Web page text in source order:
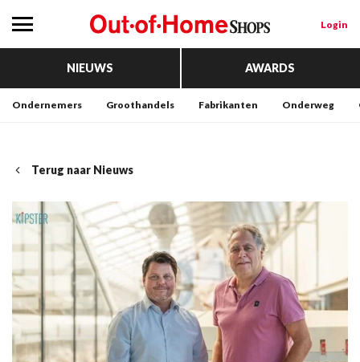
Login
NIEUWS AWARDS
Ondernemers Groothandels Fabrikanten Onderweg
Terug naar Nieuws